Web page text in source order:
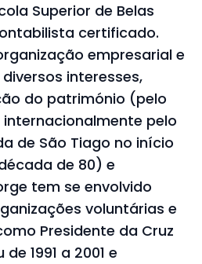
Superior de Belas
certificado.
empresarial e
interesses,
do património (pelo
pelo
de São Tiago no início
de 80) e
tem se envolvido
voluntárias e
Presidente da Cruz
1991 a 2001 e